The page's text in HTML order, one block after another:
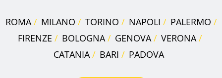
ROMA MILANO TORINO NAPOLI
PALERMO
FIRENZE
BOLOGNA GENOVA
VERONA
CATANIA
BARI PADOVA